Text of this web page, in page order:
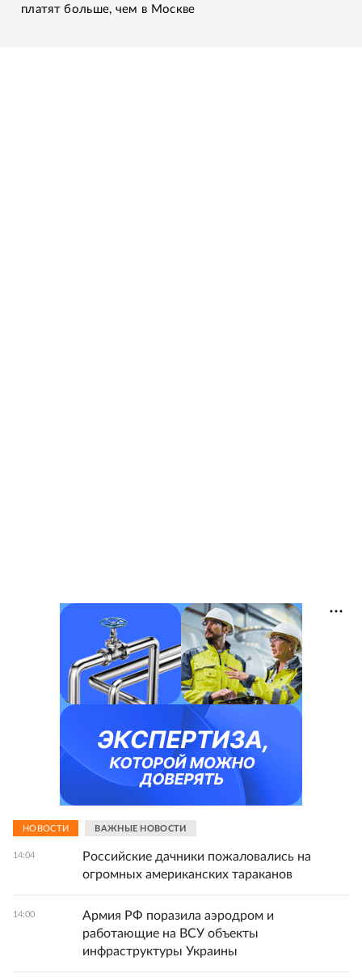
платят больше, чем в Москве
НОВОСТИ ВАЖНЫЕ НОВОСТИ
14:04
Российские дачники пожаловались на
огромных американских тараканов
14:00
Армия РФ поразила аэродром и
работающие на ВСУ объекты
инфраструктуры Украины